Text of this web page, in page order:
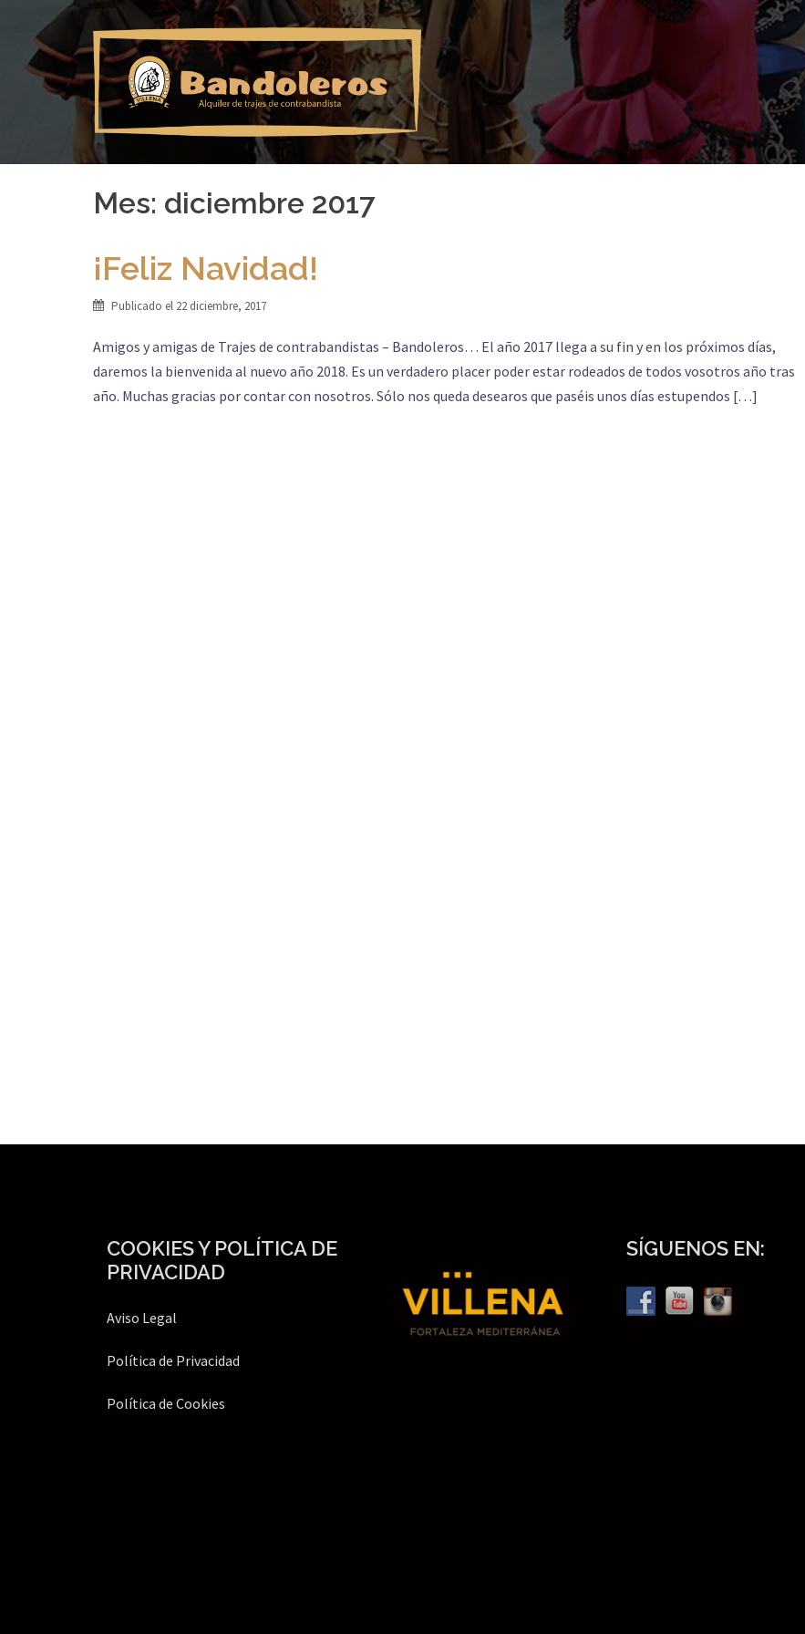
contenido
Mes: diciembre 2017
¡Feliz Navidad!
Publicado el 22 diciembre, 2017
Amigos y amigas de Trajes de contrabandistas – Bandoleros… El año 2017 llega a su fin y en los próximos días,
daremos la bienvenida al nuevo año 2018. Es un verdadero placer poder estar rodeados de todos vosotros año tras
año. Muchas gracias por contar con nosotros. Sólo nos queda desearos que paséis unos días estupendos […]
COOKIES Y POLÍTICA DE
PRIVACIDAD
Aviso Legal
Política de Privacidad
Política de Cookies
SÍGUENOS EN: